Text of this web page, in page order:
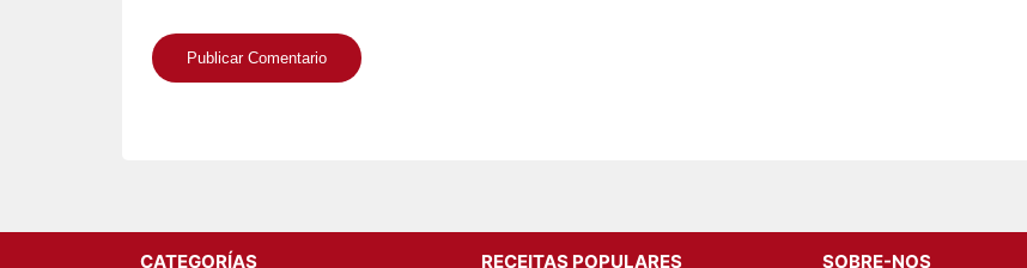
CATEGORÍAS RECEITAS POPULARES SOBRE-NOS